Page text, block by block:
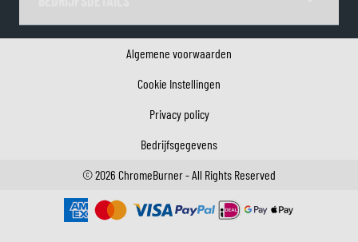
Algemene voorwaarden
Cookie Instellingen
Privacy policy
Bedrijfsgegevens
©2026 ChromeBurner - All Rights Reserved